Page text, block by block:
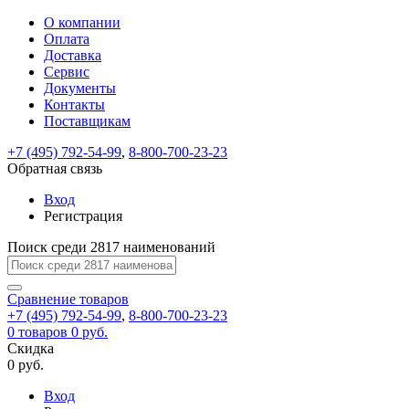
ВходРегистрация
test@example.com
отправлена
по
ней
завершения
регистрации.
Ок
Запомнить
меня
Забыли
Восстановление
пароля
Заполните
форму.
Мы
отправим
ссылку
указанный
электронный
перейдя
по
которой
вы
задать
На
вашу
почту
test@test.ru
ссылка.
Перейдите
по
для
смены
пароля.
Введите
новый
пароль
Сменить
Пароль
успешно
восстановлен
Обратная
связь
Сообщение
пользовательского
сообщение
успешно
отправлено.
О компании
Оплата
Доставка
Сервис
Документы
Контакты
Поставщикам
+7 (495) 792-54-99, 8-800-700-23-23
Обратная связь
Вход
Регистрация
Поиск среди 2817 наименований
Сравнение товаров
+7 (495) 792-54-99, 8-800-700-23-23
0 товаров 0 руб.
Скидка
0 руб.
Вход